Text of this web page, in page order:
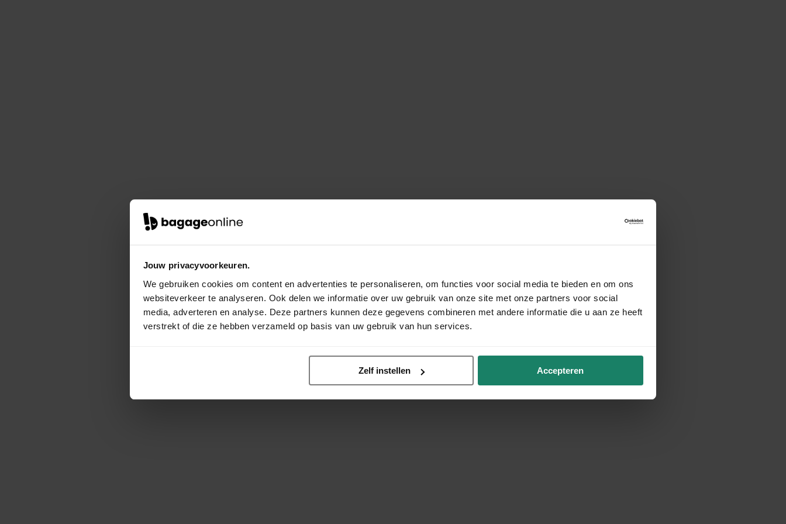
Jouw privacyvoorkeuren.
We gebruiken cookies om content en advertenties te personaliseren, om functies voor social media te bieden en om ons
websiteverkeer te analyseren. Ook delen we informatie over uw gebruik van onze site met onze partners voor social
media, adverteren en analyse. Deze partners kunnen deze gegevens combineren met andere informatie die u aan ze heeft
verstrekt of die ze hebben verzameld op basis van uw gebruik van hun services.
Zelf instellen Accepteren